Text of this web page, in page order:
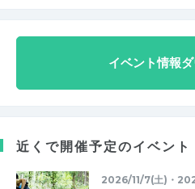
イベント情報
近くで開催予定のイベント
2026/11/7(土)・